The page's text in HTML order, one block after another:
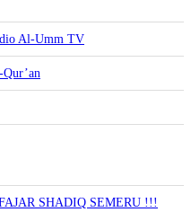
Al-Umm TV
SHADIQ SEMERU !!!